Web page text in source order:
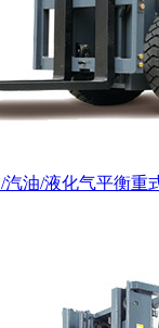
汽油/液化气平衡重